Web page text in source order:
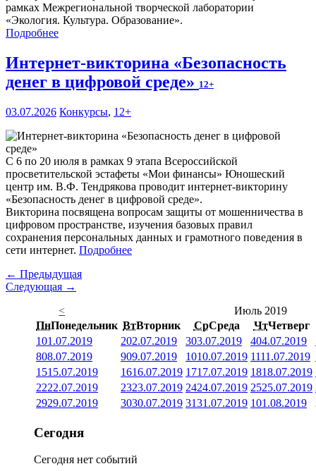
рамках Межрегиональной творческой лаборатории
«Экология. Культура. Образование».
Подробнее
Интернет-викторина «Безопасность
денег в цифровой среде» 12+
03.07.2026 Конкурсы, 12+
С 6 по 20 июля в рамках 9 этапа Всероссийской
просветительской эстафеты «Мои финансы» Юношеский
центр им. В.Ф. Тендрякова проводит интернет-викторину
«Безопасность денег в цифровой среде».
Викторина посвящена вопросам защиты от мошенничества в
цифровом пространстве, изучения базовых правил
сохранения персональных данных и грамотного поведения в
сети интернет. Подробнее
← Предыдущая
Следующая →
<
Июль 2019
ПнПонедельник ВтВторник СрСреда ЧтЧетверг
101.07.2019 202.07.2019 303.07.2019 404.07.2019
808.07.2019 909.07.2019 1010.07.2019 1111.07.2019
1515.07.2019 1616.07.2019 1717.07.2019 1818.07.2019
2222.07.2019 2323.07.2019 2424.07.2019 2525.07.2019
2929.07.2019 3030.07.2019 3131.07.2019 101.08.2019
Сегодня
Сегодня нет событий